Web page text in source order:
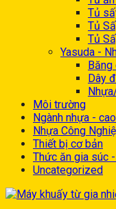
Tủ
Tủ
Tủ
Yasuda -
Dây
Môi trường
Ngành nhựa -
Nhựa Công
Thiết bị cơ bản
Thức ăn gia súc
Uncategorized